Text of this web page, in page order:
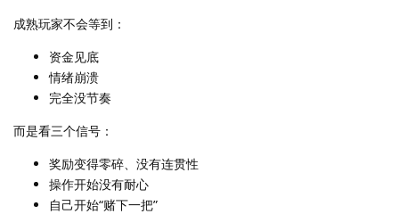
成熟玩家不会等到：
资金见底
情绪崩溃
完全没节奏
而是看三个信号：
奖励变得零碎、没有连贯性
操作开始没有耐心
自己开始“赌下一把”